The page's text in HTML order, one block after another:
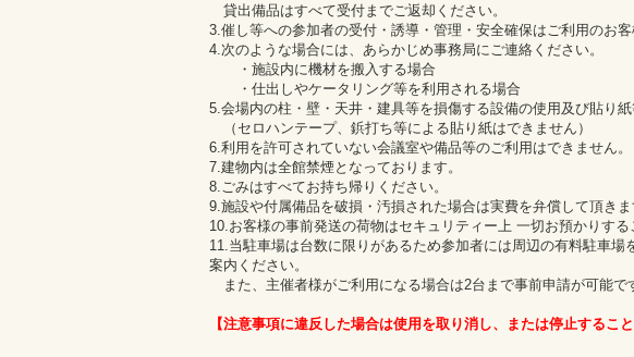
貸出備品はすべて受付までご返却ください。
3.催し等への参加者の受付・誘導・管理・安全確保はご利用のお客
4.次のような場合には、あらかじめ事務局にご連絡ください。
・施設内に機材を搬入する場合
・仕出しやケータリング等を利用される場合
5.会場内の柱・壁・天井・建具等を損傷する設備の使用及び貼り紙
（セロハンテープ、鋲打ち等による貼り紙はできません）
6.利用を許可されていない会議室や備品等のご利用はできません。
7.建物内は全館禁煙となっております。
8.ごみはすべてお持ち帰りください。
9.施設や付属備品を破損・汚損された場合は実費を弁償して頂きま
10.お客様の事前発送の荷物はセキュリティー上 一切お預かりする
11.当駐車場は台数に限りがあるため参加者には周辺の有料駐車
案内ください。
また、主催者様がご利用になる場合は2台まで事前申請が可能で
【注意事項に違反した場合は使用を取り消し、または停止すること